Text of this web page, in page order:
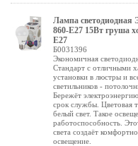
Лампа светодиодная
860-E27 15Вт груша
Е27
Б0031396
Экономичная
Стандарт с отличными
установки в люстры и
светильников -
Бережёт
срок службы. Цветовая
белый свет. Такое
работоспособность.
света создаёт
освещение.